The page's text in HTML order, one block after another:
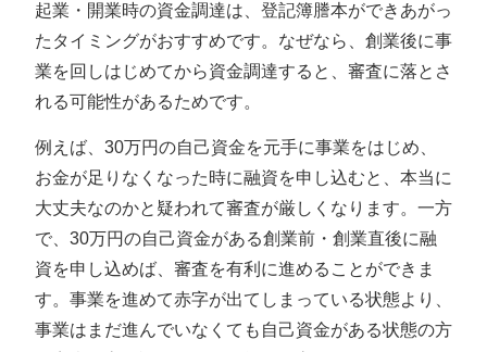
起業・開業時の資金調達は、登記簿謄本ができあがっ
たタイミングがおすすめです。なぜなら、創業後に事
業を回しはじめてから資金調達すると、審査に落とさ
れる可能性があるためです。
例えば、30万円の自己資金を元手に事業をはじめ、
お金が足りなくなった時に融資を申し込むと、本当に
大丈夫なのかと疑われて審査が厳しくなります。一方
で、30万円の自己資金がある創業前・創業直後に融
資を申し込めば、審査を有利に進めることができま
す。事業を進めて赤字が出てしまっている状態より、
事業はまだ進んでいなくても自己資金がある状態の方